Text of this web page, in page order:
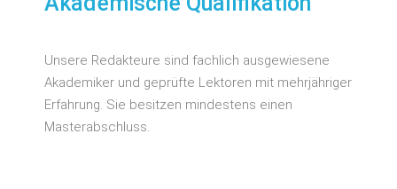
Unsere Redakteure sind fachlich ausgewiesene
Akademiker und geprüfte Lektoren mit mehrjähriger
Erfahrung. Sie besitzen mindestens einen
Masterabschluss.